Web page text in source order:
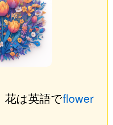
花は英語でflower